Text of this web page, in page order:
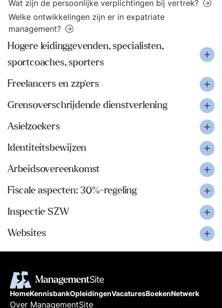
Wat zijn de persoonlijke verplichtingen bij vertrek?
Welke ontwikkelingen zijn er in expatriate
management?
Hogere leidinggevenden, specialisten,
sportcoaches, sporters
Freelancers en zzp'ers
Grensoverschrijdende dienstverlening
Asielzoekers
Identiteitsbewijzen
Arbeidsovereenkomst
Fiscale aspecten: 30%-regeling
Inspectie SZW
Websites
HomeKennisbankOpleidingenVacaturesBoekenNetwerk
Over ManagementSite